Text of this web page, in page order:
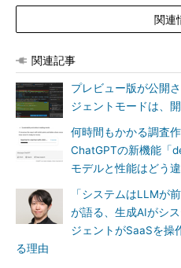
関連
関連記事
プレビュー版が公開
ジェントモードは、
何時間もかかる調査
ChatGPTの新機能「
モデルと性能はどう
「システムはLLM
が語る、生成AIがシ
ジェントがSaaSを操
る理由